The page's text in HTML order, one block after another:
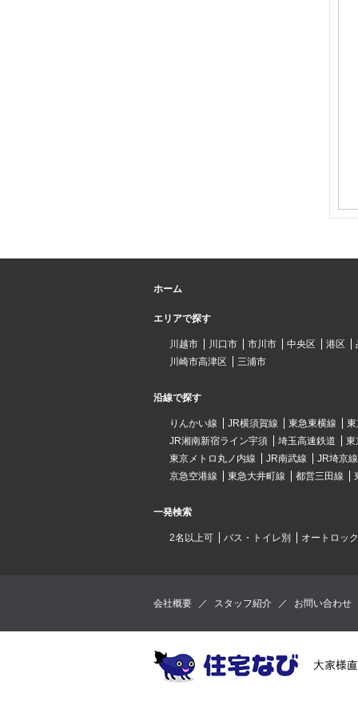
ホーム
エリアで探す
川越市 川口市 市川市 中央区 港区
川崎市高津区
三浦市
沿線で探す
りんかい線 JR横須賀線 東急東横線
JR湘南新宿ライン宇須
埼玉高速鉄道
東
東京メトロ丸ノ内線
JR南武線
JR埼京線
京急空港線
東急大井町線 都営三田線
一発検索
2名以上可 バス・トイレ別 オートロック
会社概要 ／ スタッフ紹介 ／ お問い合わせ